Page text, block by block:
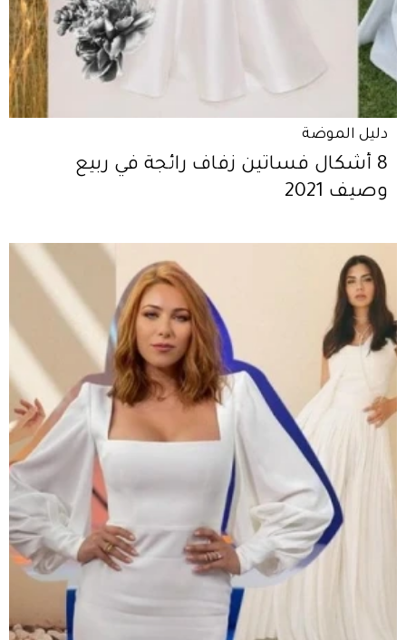
دليل الموضة
8 أشكال فساتين زفاف رائجة في ربيع
وصيف 2021